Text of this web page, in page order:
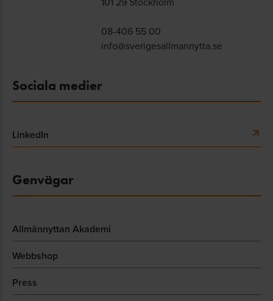
08-406 55 00
info@sverigesallmannytta.se
Sociala medier
LinkedIn
Genvägar
Allmännyttan Akademi
Webbshop
Press